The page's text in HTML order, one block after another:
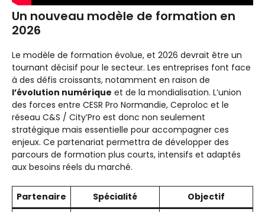
Un nouveau modèle de formation en
2026
Le modèle de formation évolue, et 2026 devrait être un
tournant décisif pour le secteur. Les entreprises font face
à des défis croissants, notamment en raison de
l’évolution numérique et de la mondialisation. L’union
des forces entre CESR Pro Normandie, Ceproloc et le
réseau C&S / City’Pro est donc non seulement
stratégique mais essentielle pour accompagner ces
enjeux. Ce partenariat permettra de développer des
parcours de formation plus courts, intensifs et adaptés
aux besoins réels du marché.
Partenaire Spécialité Objectif